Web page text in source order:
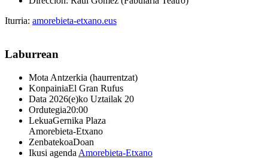
Iturria: amorebieta-etxano.eus
Laburrean
Mota Antzerkia (haurrentzat)
KonpainiaEl Gran Rufus
Data 2026(e)ko Uztailak 20
Ordutegia20:00
LekuaGernika Plaza
Amorebieta-Etxano
ZenbatekoaDoan
Ikusi agenda Amorebieta-Etxano